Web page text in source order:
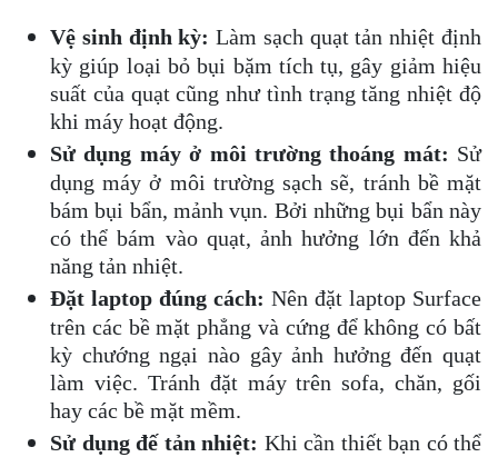
Vệ sinh định kỳ: Làm sạch quạt tản nhiệt định
kỳ giúp loại bỏ bụi bặm tích tụ, gây giảm hiệu
suất của quạt cũng như tình trạng tăng nhiệt độ
khi máy hoạt động.
Sử dụng máy ở môi trường thoáng mát: Sử
dụng máy ở môi trường sạch sẽ, tránh bề mặt
bám bụi bẩn, mảnh vụn. Bởi những bụi bẩn này
có thể bám vào quạt, ảnh hưởng lớn đến khả
năng tản nhiệt.
Đặt laptop đúng cách: Nên đặt laptop Surface
trên các bề mặt phẳng và cứng để không có bất
kỳ chướng ngại nào gây ảnh hưởng đến quạt
làm việc. Tránh đặt máy trên sofa, chăn, gối
hay các bề mặt mềm.
Sử dụng đế tản nhiệt: Khi cần thiết bạn có thể